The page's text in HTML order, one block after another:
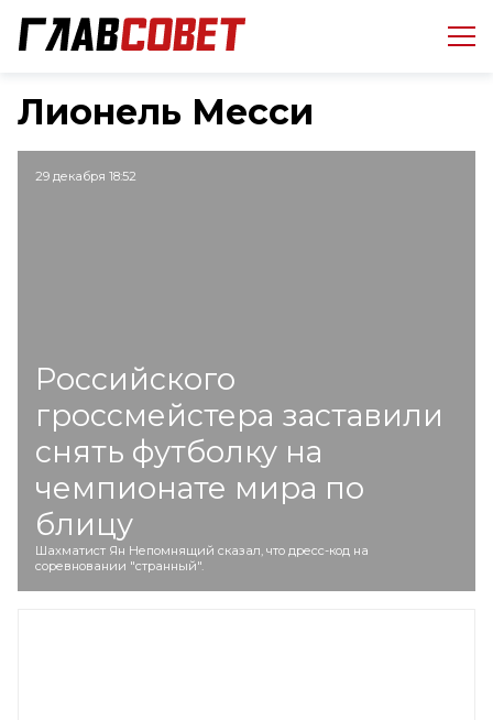
Лионель Месси
29 декабря 18:52
Российского
гроссмейстера заставили
снять футболку на
чемпионате мира по
блицу
Шахматист Ян Непомнящий сказал, что дресс-код на
соревновании "странный".